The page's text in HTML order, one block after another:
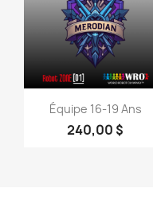
Aperçu rapide
Équipe 16-19 Ans
240,00 $